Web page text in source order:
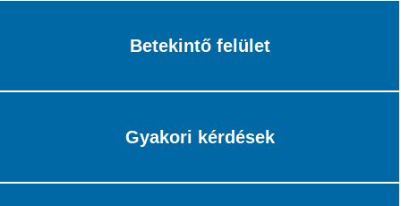
Betekintő felület
Gyakori kérdések